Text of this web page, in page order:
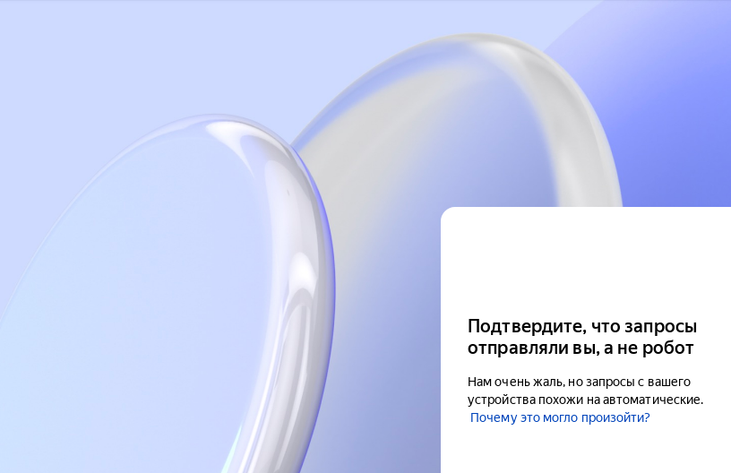
Подтвердите, что запросы
отправляли вы, а не робот
Нам очень жаль, но запросы с вашего
устройства похожи на автоматические.
Почему это могло произойти?